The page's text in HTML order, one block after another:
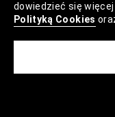
dowiedzieć się
Polityką Cookies
Lista Zaufanych
Ustawienia Cookies